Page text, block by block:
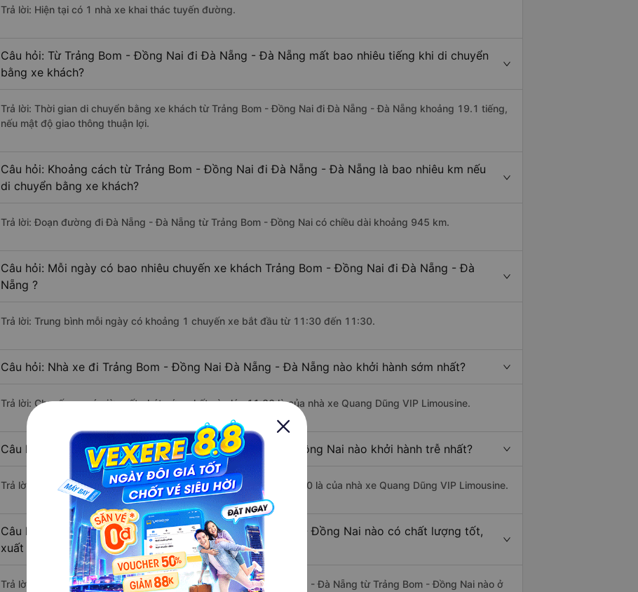
Trả lời: Hiện tại có 1 nhà xe khai thác tuyến đường.
Câu hỏi: Từ Trảng Bom - Đồng Nai đi Đà Nẵng - Đà Nẵng mất bao nhiêu tiếng khi di chuyển
bằng xe khách?
Trả lời: Thời gian di chuyển bằng xe khách từ Trảng Bom - Đồng Nai đi Đà Nẵng - Đà Nẵng khoảng 19.1 tiếng,
nếu mật độ giao thông thuận lợi.
Câu hỏi: Khoảng cách từ Trảng Bom - Đồng Nai đi Đà Nẵng - Đà Nẵng là bao nhiêu km nếu
di chuyển bằng xe khách?
Trả lời: Đoạn đường đi Đà Nẵng - Đà Nẵng từ Trảng Bom - Đồng Nai có chiều dài khoảng 945 km.
Câu hỏi: Mỗi ngày có bao nhiêu chuyến xe khách Trảng Bom - Đồng Nai đi Đà Nẵng - Đà
Nẵng ?
Trả lời: Trung bình mỗi ngày có khoảng 1 chuyến xe bắt đầu từ 11:30 đến 11:30.
Câu hỏi: Nhà xe đi Trảng Bom - Đồng Nai Đà Nẵng - Đà Nẵng nào khởi hành sớm nhất?
Trả lời: Chuyến xe có giờ xuất phát sớm nhất vào lúc 11:30 là của nhà xe Quang Dũng VIP Limousine.
Câu hỏi: Nhà xe đi Đà Nẵng - Đà Nẵng từ Trảng Bom - Đồng Nai nào khởi hành trễ nhất?
Trả lời: Chuyến xe có giờ xuất phát trễ (muộn) nhất là vào lúc 11:30 là của nhà xe Quang Dũng VIP Limousine.
Câu hỏi: Review xe đi Đà Nẵng - Đà Nẵng từ Trảng Bom - Đồng Nai nào có chất lượng tốt,
xuất sắc, cao cấp nhất?
Trả lời: Tạm thời chưa đủ review để đánh giá có nhà xe đi Đà Nẵng - Đà Nẵng từ Trảng Bom - Đồng Nai nào ở